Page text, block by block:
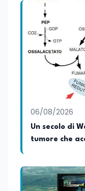
06/08/2026
Un secolo di
tumore che